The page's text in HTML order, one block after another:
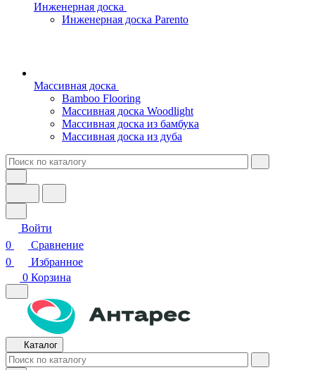
Инженерная доска
Инженерная доска Parento
Массивная доска
Bamboo Flooring
Массивная доска Woodlight
Массивная доска из бамбука
Массивная доска из дуба
Войти
0
Сравнение
0
Избранное
0 Корзина
Каталог